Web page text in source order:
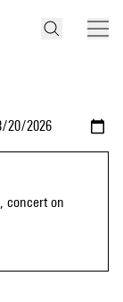
, concert on